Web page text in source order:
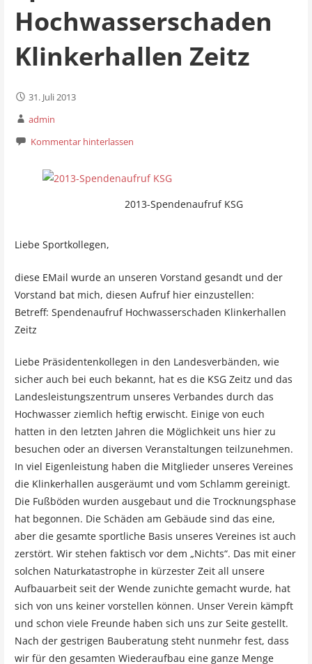
Hochwasserschaden
Klinkerhallen Zeitz
31. Juli 2013
admin
Kommentar hinterlassen
2013-Spendenaufruf KSG
Liebe Sportkollegen,
diese EMail wurde an unseren Vorstand gesandt und der
Vorstand bat mich, diesen Aufruf hier einzustellen:
Betreff: Spendenaufruf Hochwasserschaden Klinkerhallen
Zeitz
Liebe Präsidentenkollegen in den Landesverbänden, wie
sicher auch bei euch bekannt, hat es die KSG Zeitz und das
Landesleistungszentrum unseres Verbandes durch das
Hochwasser ziemlich heftig erwischt. Einige von euch
hatten in den letzten Jahren die Möglichkeit uns hier zu
besuchen oder an diversen Veranstaltungen teilzunehmen.
In viel Eigenleistung haben die Mitglieder unseres Vereines
die Klinkerhallen ausgeräumt und vom Schlamm gereinigt.
Die Fußböden wurden ausgebaut und die Trocknungsphase
hat begonnen. Die Schäden am Gebäude sind das eine,
aber die gesamte sportliche Basis unseres Vereines ist auch
zerstört. Wir stehen faktisch vor dem „Nichts“. Das mit einer
solchen Naturkatastrophe in kürzester Zeit all unsere
Aufbauarbeit seit der Wende zunichte gemacht wurde, hat
sich von uns keiner vorstellen können. Unser Verein kämpft
und schon viele Freunde haben sich uns zur Seite gestellt.
Nach der gestrigen Bauberatung steht nunmehr fest, dass
wir für den gesamten Wiederaufbau eine ganze Menge